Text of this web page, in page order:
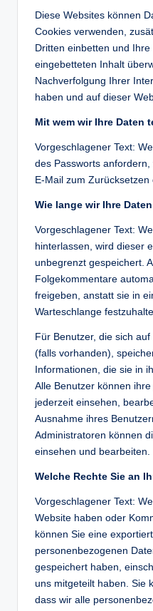
Diese Websites können
Cookies verwenden,
Dritten einbetten und
eingebetteten Inhalt
Nachverfolgung Ihrer
haben und auf dieser
Mit wem wir Ihre Daten
Vorgeschlagener Text:
des Passworts
E-Mail zum Zurücksetzen
Wie lange wir Ihre
Vorgeschlagener Text:
hinterlassen, wird dieser
unbegrenzt gespeichert.
Folgekommentare
freigeben, anstatt sie in
Warteschlange
Für Benutzer, die sich
(falls vorhanden),
Informationen, die sie in
Alle Benutzer können
jederzeit einsehen,
Ausnahme ihres
Administratoren können
einsehen und bearbeiten.
Welche Rechte Sie an
Vorgeschlagener Text:
Website haben oder
können Sie eine
personenbezogenen
gespeichert haben,
uns mitgeteilt haben. Sie
dass wir alle